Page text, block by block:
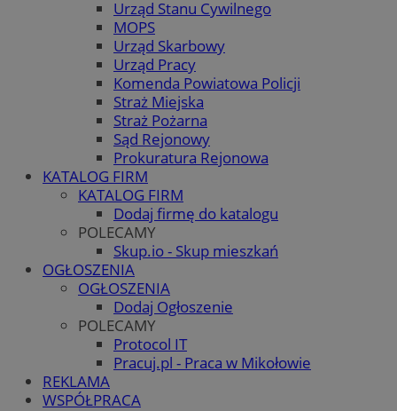
Urząd Stanu Cywilnego
MOPS
Urząd Skarbowy
Urząd Pracy
Komenda Powiatowa Policji
Straż Miejska
Straż Pożarna
Sąd Rejonowy
Prokuratura Rejonowa
KATALOG FIRM
KATALOG FIRM
Dodaj firmę do katalogu
POLECAMY
Skup.io - Skup mieszkań
OGŁOSZENIA
OGŁOSZENIA
Dodaj Ogłoszenie
POLECAMY
Protocol IT
Pracuj.pl - Praca w Mikołowie
REKLAMA
WSPÓŁPRACA